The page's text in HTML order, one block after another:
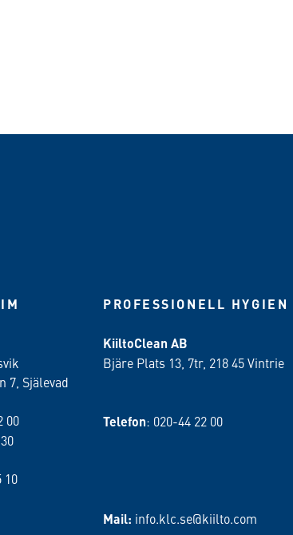
7, Själevad
00
10
PROFESSIONELL HYGIEN
KiiltoClean AB
Bjäre Plats 13, 7tr, 218 45 Vintrie
Telefon: 020-44 22 00
Mail: info.klc.se@kiilto.com